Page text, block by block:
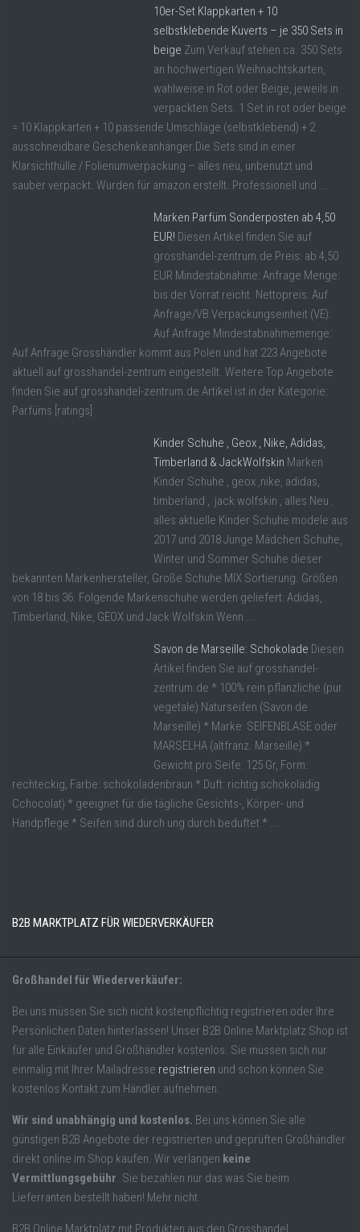
10er-Set Klappkarten + 10
selbstklebende Kuverts – je 350 Sets in
beige Zum Verkauf stehen ca. 350 Sets
an hochwertigen Weihnachtskarten,
wahlweise in Rot oder Beige, jeweils in
verpackten Sets. 1 Set in rot oder beige
= 10 Klappkarten + 10 passende Umschläge (selbstklebend) + 2
ausschneidbare Geschenkeanhänger.Die Sets sind in einer
Klarsichthülle / Folienumverpackung – alles neu, unbenutzt und
sauber verpackt. Wurden für amazon erstellt. Professionell und ...
Marken Parfüm Sonderposten ab 4,50
EUR! Diesen Artikel finden Sie auf
grosshandel-zentrum.de Preis: ab 4,50
EUR Mindestabnahme: Anfrage Menge:
bis der Vorrat reicht. Nettopreis: Auf
Anfrage/VB Verpackungseinheit (VE):
Auf Anfrage Mindestabnahmemenge:
Auf Anfrage Grosshändler kommt aus Polen und hat 223 Angebote
aktuell auf grosshandel-zentrum eingestellt. Weitere Top Angebote
finden Sie auf grosshandel-zentrum.de Artikel ist in der Kategorie:
Parfüms [ratings]
Kinder Schuhe , Geox , Nike, Adidas,
Timberland & JackWolfskin Marken
Kinder Schuhe , geox ,nike, adidas,
timberland , jack wolfskin , alles Neu .
alles aktuelle Kinder Schuhe modele aus
2017 und 2018 Junge Mädchen Schuhe,
Winter und Sommer Schuhe dieser
bekannten Markenhersteller, Große Schuhe MIX Sortierung. Größen
von 18 bis 36. Folgende Markenschuhe werden geliefert: Adidas,
Timberland, Nike, GEOX und Jack Wolfskin Wenn ...
Savon de Marseille: Schokolade Diesen
Artikel finden Sie auf grosshandel-
zentrum.de * 100% rein pflanzliche (pur
vegetale) Naturseifen (Savon de
Marseille) * Marke: SEIFENBLASE oder
MARSELHA (altfranz. Marseille) *
Gewicht pro Seife: 125 Gr, Form:
rechteckig, Farbe: schokoladenbraun * Duft: richtig schokoladig
Cchocolat) * geeignet für die tägliche Gesichts-, Körper- und
Handpflege * Seifen sind durch ung durch beduftet * ...
B2B MARKTPLATZ FÜR WIEDERVERKÄUFER
Großhandel für Wiederverkäufer:
Bei uns müssen Sie sich nicht kostenpflichtig registrieren oder Ihre
Persönlichen Daten hinterlassen! Unser B2B Online Marktplatz Shop ist
für alle Einkäufer und Großhändler kostenlos. Sie müssen sich nur
einmalig mit Ihrer Mailadresse registrieren und schon können Sie
kostenlos Kontakt zum Händler aufnehmen.
Wir sind unabhängig und kostenlos. Bei uns können Sie alle
günstigen B2B Angebote der registrierten und geprüften Großhändler
direkt online im Shop kaufen. Wir verlangen keine
Vermittlungsgebühr. Sie bezahlen nur das was Sie beim
Lieferranten bestellt haben! Mehr nicht.
B2B Online Marktplatz mit Produkten aus den Grosshandel,